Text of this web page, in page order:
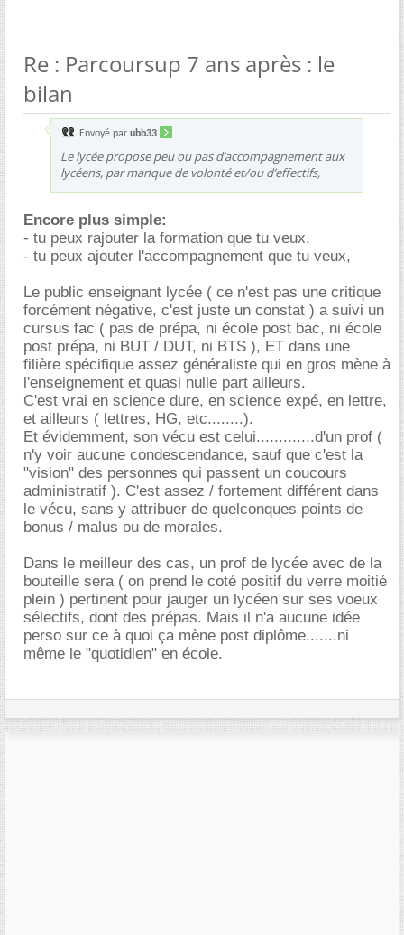
Re : Parcoursup 7 ans après : le
bilan
Envoyé par ubb33
Le lycée propose peu ou pas d’accompagnement aux
lycéens, par manque de volonté et/ou d’effectifs,
Encore plus simple:
- tu peux rajouter la formation que tu veux,
- tu peux ajouter l'accompagnement que tu veux,
Le public enseignant lycée ( ce n'est pas une critique
forcément négative, c'est juste un constat ) a suivi un
cursus fac ( pas de prépa, ni école post bac, ni école
post prépa, ni BUT / DUT, ni BTS ), ET dans une
filière spécifique assez généraliste qui en gros mène à
l'enseignement et quasi nulle part ailleurs.
C'est vrai en science dure, en science expé, en lettre,
et ailleurs ( lettres, HG, etc........).
Et évidemment, son vécu est celui.............d'un prof (
n'y voir aucune condescendance, sauf que c'est la
"vision" des personnes qui passent un coucours
administratif ). C'est assez / fortement différent dans
le vécu, sans y attribuer de quelconques points de
bonus / malus ou de morales.
Dans le meilleur des cas, un prof de lycée avec de la
bouteille sera ( on prend le coté positif du verre moitié
plein ) pertinent pour jauger un lycéen sur ses voeux
sélectifs, dont des prépas. Mais il n'a aucune idée
perso sur ce à quoi ça mène post diplôme.......ni
même le "quotidien" en école.